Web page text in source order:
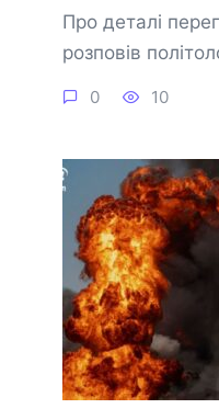
Про деталі
розповів
0 10